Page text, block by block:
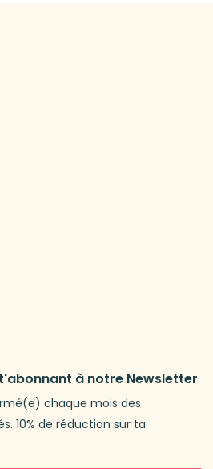
à notre Newsletter
chaque mois des
10% de réduction sur ta